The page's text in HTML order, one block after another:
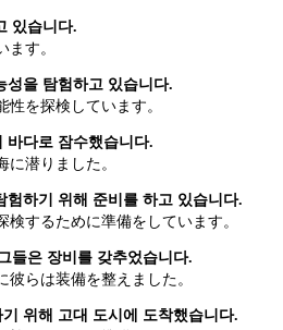
있습니다.
す。
성을 탐험하고 있습니다.
を探検しています。
바다로 잠수했습니다.
潜りました。
험하기 위해 준비를 하고 있습니다.
するために準備をしています。
들은 장비를 갖추었습니다.
らは装備を整えました。
위해 고대 도시에 도착했습니다.